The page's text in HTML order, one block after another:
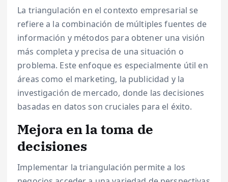
La triangulación en el contexto empresarial se
refiere a la combinación de múltiples fuentes de
información y métodos para obtener una visión
más completa y precisa de una situación o
problema. Este enfoque es especialmente útil en
áreas como el marketing, la publicidad y la
investigación de mercado, donde las decisiones
basadas en datos son cruciales para el éxito.
Mejora en la toma de
decisiones
Implementar la triangulación permite a los